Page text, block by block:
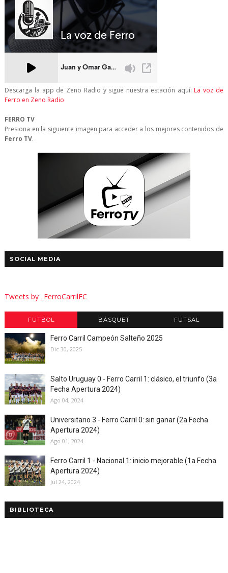
Descarga la app de Zeno Radio y sigue nuestra estación aquí: La voz de
Ferro en Zeno Radio
FERRO TV
Presiona en la siguiente imagen para acceder a los mejores contenidos de
Ferro TV.
SOCIAL MEDIA
Tweets by _FerroCarrilFC
FUTBOL BÁSQUET FUTSAL
Ferro Carril Campeón Salteño 2025
Dic 30, 2025
Salto Uruguay 0 - Ferro Carril 1: clásico, el triunfo (3a
Fecha Apertura 2024)
Ago 04, 2024
Universitario 3 - Ferro Carril 0: sin ganar (2a Fecha
Apertura 2024)
Ago 01, 2024
Ferro Carril 1 - Nacional 1: inicio mejorable (1a Fecha
Apertura 2024)
Jul 24, 2024
BIBLIOTECA